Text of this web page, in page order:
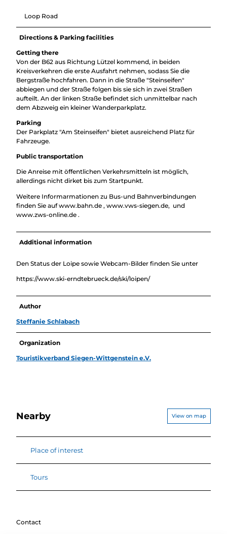
Loop Road
Directions & Parking facilities
Getting there
Von der B62 aus Richtung Lützel kommend, in beiden
Kreisverkehren die erste Ausfahrt nehmen, sodass Sie die
Bergstraße hochfahren. Dann in die Straße "Steinseifen"
abbiegen und der Straße folgen bis sie sich in zwei Straßen
aufteilt. An der linken Straße befindet sich unmittelbar nach
dem Abzweig ein kleiner Wanderparkplatz.
Parking
Der Parkplatz "Am Steinseifen" bietet ausreichend Platz für
Fahrzeuge.
Public transportation
Die Anreise mit öffentlichen Verkehrsmitteln ist möglich,
allerdings nicht dirket bis zum Startpunkt.
Weitere Informarmationen zu Bus-und Bahnverbindungen
finden Sie auf www.bahn.de , www.vws-siegen.de, und
www.zws-online.de .
Additional information
Den Status der Loipe sowie Webcam-Bilder finden Sie unter
https://www.ski-erndtebrueck.de/ski/loipen/
Author
Steffanie Schlabach
Organization
Touristikverband Siegen-Wittgenstein e.V.
Nearby View on map
Place of interest
Tours
Contact